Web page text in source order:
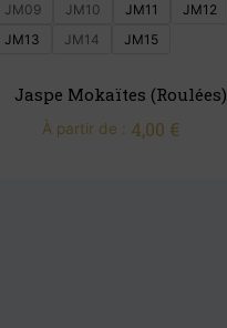
Jaspe Mokaïtes (roulées)
À partir de : 4,00 €
JM09
JM10 JM11
JM12
JM13
JM14 JM15